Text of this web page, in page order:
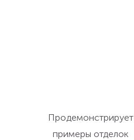
Продемонстрирует
примеры отделок